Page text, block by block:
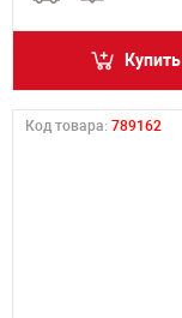
Купить
Код товара: 789162